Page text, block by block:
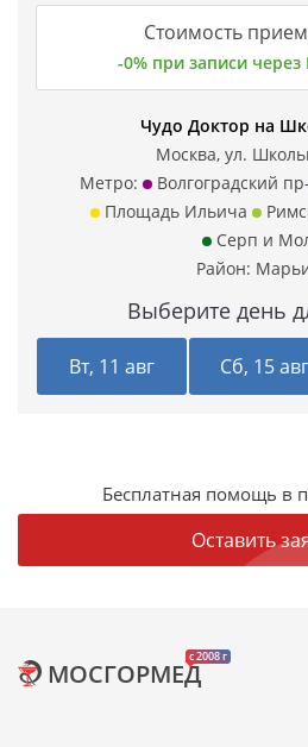
Стоимость
-0% при записи
Чудо Доктор на
Москва, ул.
Метро:
Волгоградский
Площадь Ильича
Серп и
Район:
Выберите день
Вт, 11 авг Сб, 15 авг
Бесплатная помощь в
Оставить
c 2008 г
МОСГОРМЕД